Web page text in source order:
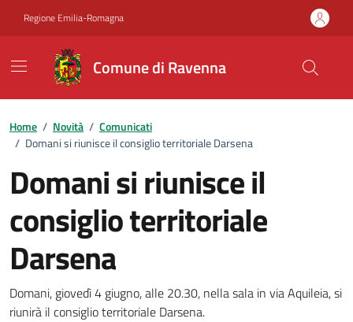
Regione Emilia-Romagna
Comune di Ravenna
Home / Novità / Comunicati
/ Domani si riunisce il consiglio territoriale Darsena
Domani si riunisce il
consiglio territoriale
Darsena
Dettagli della notizia
Domani, giovedì 4 giugno, alle 20.30, nella sala in via Aquileia, si
riunirà il consiglio territoriale Darsena.